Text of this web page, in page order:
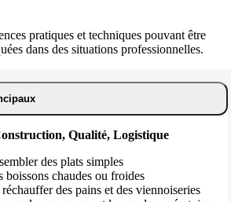
pratiques et techniques pouvant être
dans des situations professionnelles.
Qualité, Logistique
des plats simples
boissons chaudes ou froides
des pains et des viennoiseries